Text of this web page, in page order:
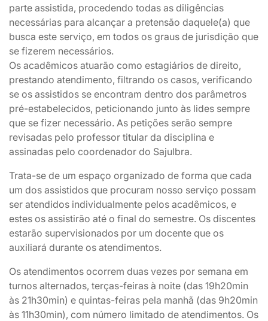
parte assistida, procedendo todas as diligências
necessárias para alcançar a pretensão daquele(a) que
busca este serviço, em todos os graus de jurisdição que
se fizerem necessários.
Os acadêmicos atuarão como estagiários de direito,
prestando atendimento, filtrando os casos, verificando
se os assistidos se encontram dentro dos parâmetros
pré-estabelecidos, peticionando junto às lides sempre
que se fizer necessário. As petições serão sempre
revisadas pelo professor titular da disciplina e
assinadas pelo coordenador do Sajulbra.
Trata-se de um espaço organizado de forma que cada
um dos assistidos que procuram nosso serviço possam
ser atendidos individualmente pelos acadêmicos, e
estes os assistirão até o final do semestre. Os discentes
estarão supervisionados por um docente que os
auxiliará durante os atendimentos.
Os atendimentos ocorrem duas vezes por semana em
turnos alternados, terças-feiras à noite (das 19h20min
às 21h30min) e quintas-feiras pela manhã (das 9h20min
às 11h30min), com número limitado de atendimentos. Os